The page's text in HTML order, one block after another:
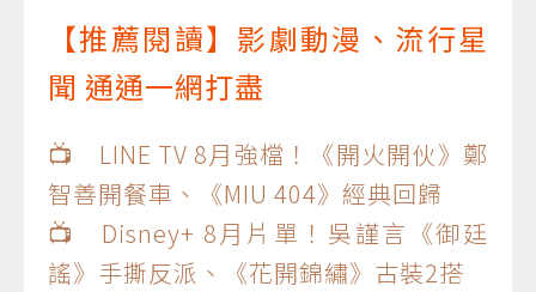
【推薦閱讀】影劇動漫、流行星
聞 通通一網打盡
📺 LINE TV 8月強檔！《開火開伙》鄭
智善開餐車、《MIU 404》經典回歸
📺 Disney+ 8月片單！吳謹言《御廷
謠》手撕反派、《花開錦繡》古裝2搭